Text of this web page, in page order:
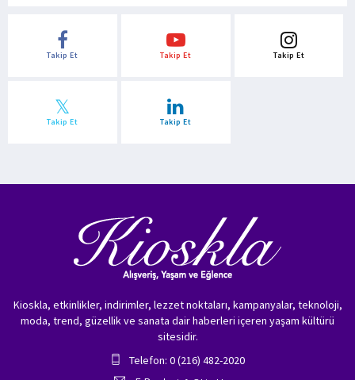
Takip Et Takip Et Takip Et
Takip Et Takip Et
Kioskla, etkinlikler, indirimler, lezzet noktaları, kampanyalar, teknoloji,
moda, trend, güzellik ve sanata dair haberleri içeren yaşam kültürü
sitesidir.
Telefon: 0 (216) 482-2020